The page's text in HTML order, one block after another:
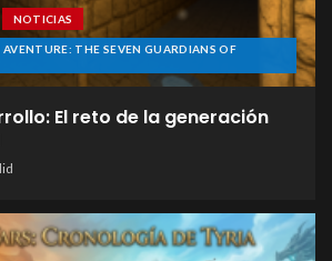
NOTICIAS
THE SEVEN GUARDIANS OF
El reto de la generación